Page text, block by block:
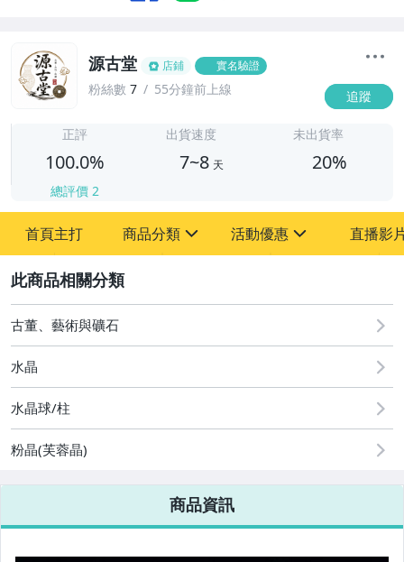
源古堂 店鋪 實名驗證
粉絲數 7 55分鐘前上線 追蹤
正評
100.0%
總評價 2
出貨速度
7~8 天
未出貨率
20%
首頁主打 商品分類
其它
活動優惠
[全店] 周年慶
[全店] 粉絲專享
直播影
古董、藝術與礦石
水晶
水晶球/柱
粉晶(芙蓉晶)
商品資訊